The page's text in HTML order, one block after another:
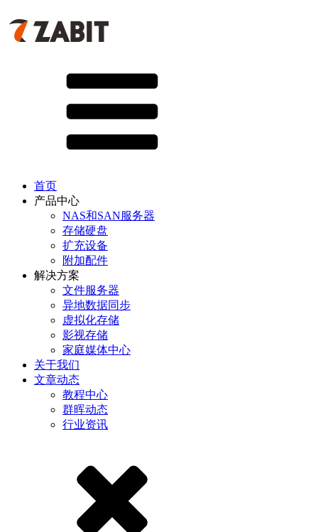
首页
产品中心
NAS和SAN服务器
存储硬盘
扩充设备
附加配件
解决方案
文件服务器
异地数据同步
虚拟化存储
影视存储
家庭媒体中心
关于我们
文章动态
教程中心
群晖动态
行业资讯